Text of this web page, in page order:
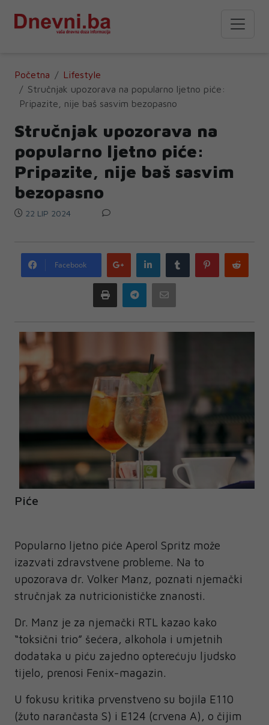
Početna
Lifestyle
Stručnjak upozorava na popularno ljetno piće:
Pripazite, nije baš sasvim bezopasno
Stručnjak upozorava na
popularno ljetno piće:
Pripazite, nije baš sasvim
bezopasno
22 LIP 2024
Facebook
Google
plus
LinkedIn Tumblr Pinterest
Print Telegram
Piće
Popularno ljetno piće Aperol Spritz može
izazvati zdravstvene probleme. Na to
upozorava dr. Volker Manz, poznati njemački
stručnjak za nutricionističke znanosti.
Dr. Manz je za njemački RTL kazao kako
“toksični trio” šećera, alkohola i umjetnih
dodataka u piću zajedno opterećuju ljudsko
tijelo, prenosi Fenix-magazin.
U fokusu kritika prvenstveno su bojila E110
(žuto narančasta S) i E124 (crvena A), o čijim